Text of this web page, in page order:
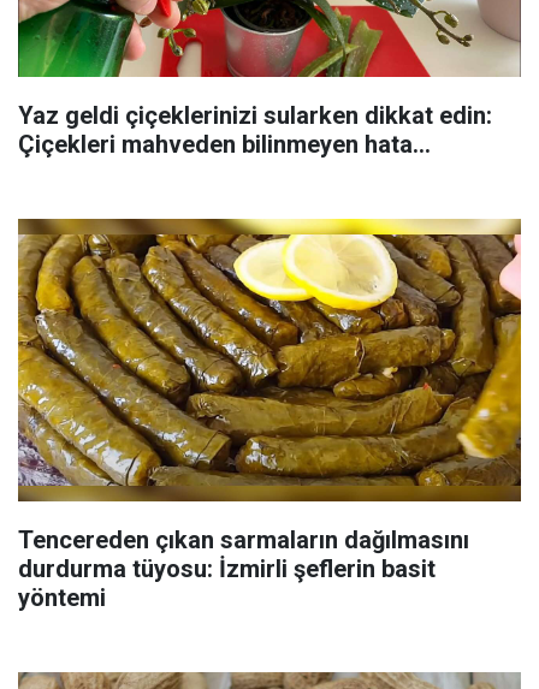
Yaz geldi çiçeklerinizi sularken dikkat edin:
Çiçekleri mahveden bilinmeyen hata...
Tencereden çıkan sarmaların dağılmasını
durdurma tüyosu: İzmirli şeflerin basit
yöntemi